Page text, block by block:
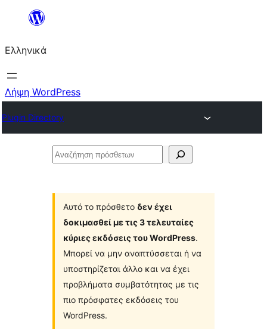
Μετάβαση
περιεχόμενο
Ελληνικά
Λήψη WordPress
Plugin Directory
Αναζήτηση
Αυτό το πρόσθετο δεν έχει
δοκιμασθεί με τις 3 τελευταίες
κύριες εκδόσεις του WordPress.
Μπορεί να μην αναπτύσσεται ή να
υποστηρίζεται άλλο και να έχει
προβλήματα συμβατότητας με τις
πιο πρόσφατες εκδόσεις του
WordPress.